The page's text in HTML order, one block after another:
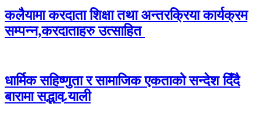
कलैयामा करदाता शिक्षा तथा अन्तरक्रिया कार्यक्रम
सम्पन्न,करदाताहरु उत्साहित
धार्मिक सहिष्णुता र सामाजिक एकताको सन्देश दिँदै
बारामा सद्भाव र्‍याली